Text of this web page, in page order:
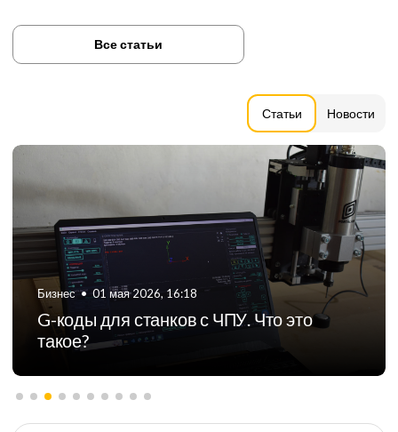
Статьи Новости
Все статьи
Бизнес • 06 августа 2024, 11:21
ТОП-5 российских производителей
фрезерных станков с ЧПУ